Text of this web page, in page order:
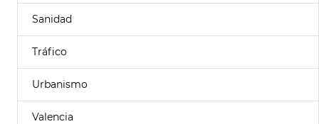
Sanidad
Tráfico
Urbanismo
Valencia